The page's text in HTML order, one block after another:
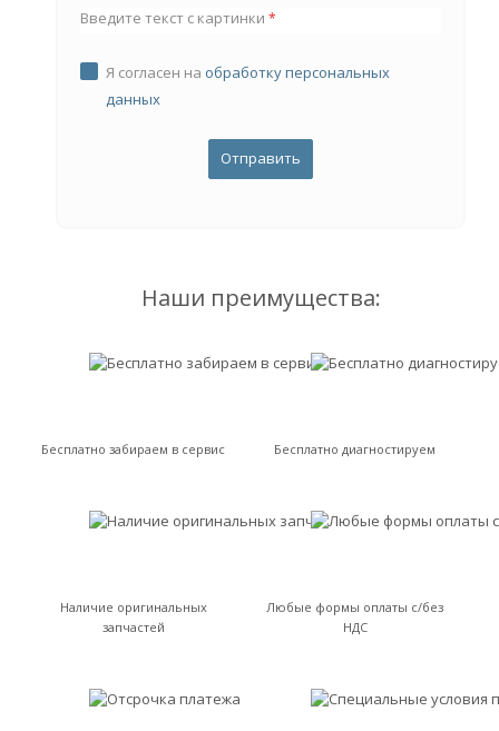
Введите текст с картинки *
Я согласен на обработку персональных
данных
Наши преимущества:
Бесплатно забираем в сервис Бесплатно диагностируем
Наличие оригинальных
запчастей
Любые формы оплаты с/без
НДС